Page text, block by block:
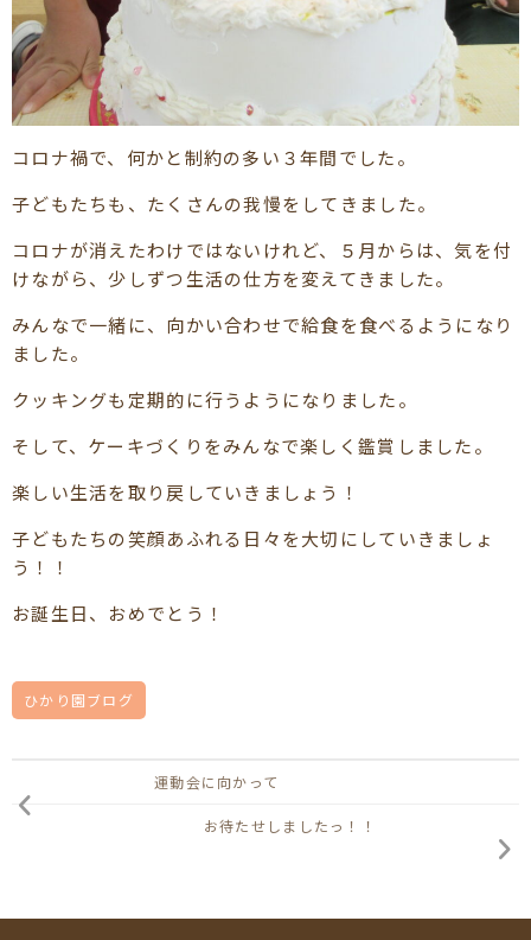
コロナ禍で、何かと制約の多い３年間でした。
子どもたちも、たくさんの我慢をしてきました。
コロナが消えたわけではないけれど、５月からは、気を付
けながら、少しずつ生活の仕方を変えてきました。
みんなで一緒に、向かい合わせで給食を食べるようになり
ました。
クッキングも定期的に行うようになりました。
そして、ケーキづくりをみんなで楽しく鑑賞しました。
楽しい生活を取り戻していきましょう！
子どもたちの笑顔あふれる日々を大切にしていきましょ
う！！
お誕生日、おめでとう！
ひかり園ブログ
運動会に向かって
お待たせしましたっ！！